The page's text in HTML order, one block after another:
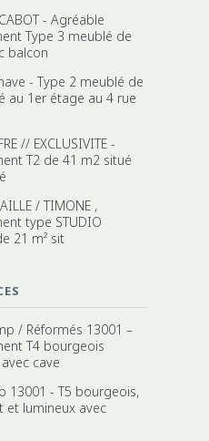
CABOT - Agréable
Type 3 meublé de
balcon
- Type 2 meublé de
au 1er étage au 4 rue
// EXCLUSIVITE -
T2 de 41 m2 situé
/ TIMONE ,
type STUDIO
21 m² sit
/ Réformés 13001 –
T4 bourgeois
cave
13001 - T5 bourgeois,
et lumineux avec